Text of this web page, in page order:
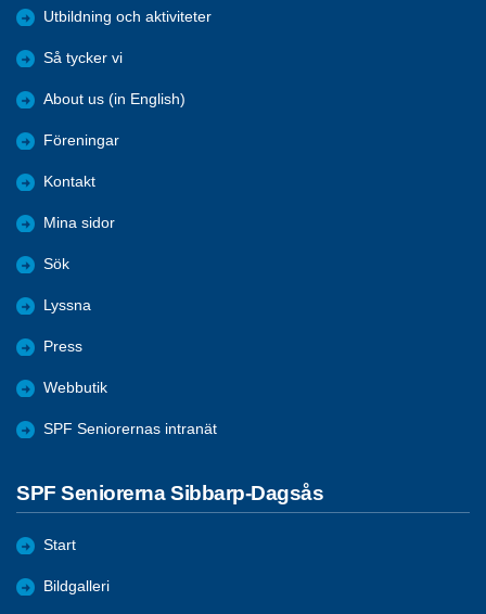
Utbildning och aktiviteter
Så tycker vi
About us (in English)
Föreningar
Kontakt
Mina sidor
Sök
Lyssna
Press
Webbutik
SPF Seniorernas intranät
SPF Seniorerna Sibbarp-Dagsås
Start
Bildgalleri